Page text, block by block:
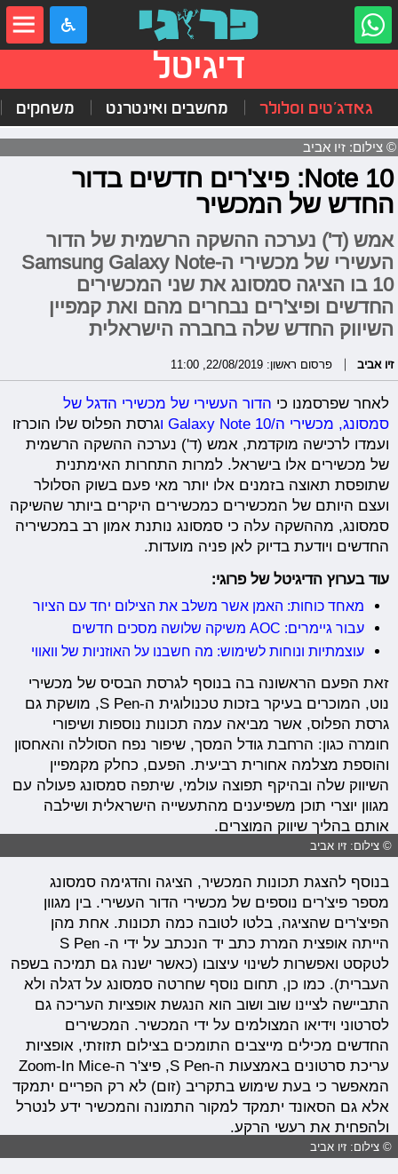
דיגיטל
גאדג'טים וסלולר מחשבים ואינטרנט משחקים
© צילום: זיו אביב
Note 10: פיצ'רים חדשים בדור
החדש של המכשיר
אמש (ד') נערכה ההשקה הרשמית של הדור
העשירי של מכשירי ה-Samsung Galaxy Note
10 בו הציגה סמסונג את שני המכשירים
החדשים ופיצ'רים נבחרים מהם ואת קמפיין
השיווק החדש שלה בחברה הישראלית
זיו אביב פרסום ראשון: 22/08/2019, 11:00
לאחר שפרסמנו כי הדור העשירי של מכשירי הדגל של
סמסונג, מכשירי ה/Galaxy Note 10 ו
גרסת הפלוס שלו הוכרזו
ועמדו לרכישה מוקדמת, אמש (ד') נערכה ההשקה הרשמית
של מכשירים אלו בישראל. למרות התחרות האימתנית
שתופסת תאוצה בזמנים אלו יותר מאי פעם בשוק הסלולר
ועצם היותם של המכשירים כמכשירים היקרים ביותר שהשיקה
סמסונג, מההשקה עלה כי סמסונג נותנת אמון רב במכשיריה
החדשים ויודעת בדיוק לאן פניה מועדות.
עוד בערוץ הדיגיטל של פרוגי:
מאחד כוחות: האמן אשר משלב את הצילום יחד עם הציור
עבור גיימרים: AOC משיקה שלושה מסכים חדשים
עוצמתיות ונוחות לשימוש: מה חשבנו על האוזניות של וואווי
זאת הפעם הראשונה בה בנוסף לגרסת הבסיס של מכשירי
נוט, המוכרים בעיקר בזכות טכנולוגית ה-S Pen, מושקת גם
גרסת הפלוס, אשר מביאה עמה תכונות נוספות ושיפורי
חומרה כגון: הרחבת גודל המסך, שיפור נפח הסוללה והאחסון
והוספת מצלמה אחורית רביעית. הפעם, כחלק מקמפיין
השיווק שלה ובהיקף תפוצה עולמי, שיתפה סמסונג פעולה עם
מגוון יוצרי תוכן משפיענים מהתעשייה הישראלית ושילבה
אותם בהליך שיווק המוצרים.
© צילום: זיו אביב
בנוסף להצגת תכונות המכשיר, הציגה והדגימה סמסונג
מספר פיצ'רים נוספים של מכשירי הדור העשירי. בין מגוון
הפיצ'רים שהציגה, בלטו לטובה כמה תכונות. אחת מהן
הייתה אופצית המרת כתב יד הנכתב על ידי ה- S Pen
לטקסט ואפשרות לשינוי עיצובו (כאשר ישנה גם תמיכה בשפה
העברית). כמו כן, תחום נוסף שחרטה סמסונג על דגלה ולא
התביישה לציינו שוב ושוב הוא הנגשת אופציות העריכה גם
לסרטוני וידיאו המצולמים על ידי המכשיר. המכשירים
החדשים מכילים מייצבים התומכים בצילום תזוזתי, אופציות
עריכת סרטונים באמצעות ה-S Pen, פיצ'ר ה-Zoom-In Mice
המאפשר כי בעת שימוש בתקריב (זום) לא רק הפריים יתמקד
אלא גם הסאונד יתמקד למקור התמונה והמכשיר ידע לנטרל
ולהפחית את רעשי הרקע.
© צילום: זיו אביב